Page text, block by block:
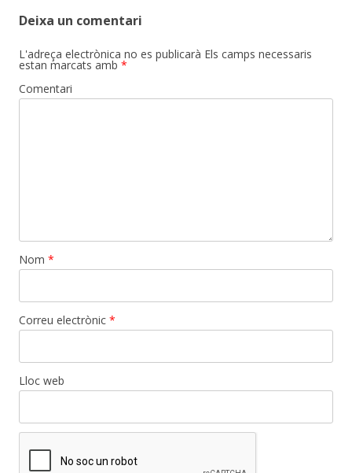
Deixa un comentari
L'adreça electrònica no es publicarà Els camps necessaris
estan marcats amb *
Comentari
Nom *
Correu electrònic *
Lloc web